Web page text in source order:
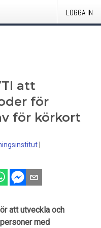
LOGGA IN
att
för
för körkort
att utveckla och
med